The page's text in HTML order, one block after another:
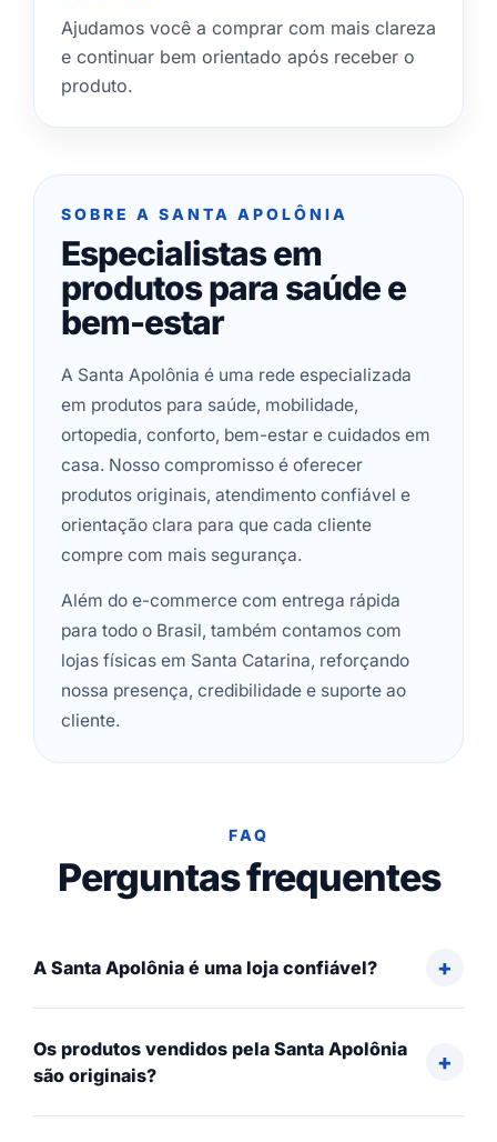
Ajudamos você a comprar com mais clareza
e continuar bem orientado após receber o
produto.
SOBRE A SANTA APOLÔNIA
Especialistas em
produtos para saúde e
bem-estar
A Santa Apolônia é uma rede especializada
em produtos para saúde, mobilidade,
ortopedia, conforto, bem-estar e cuidados em
casa. Nosso compromisso é oferecer
produtos originais, atendimento confiável e
orientação clara para que cada cliente
compre com mais segurança.
Além do e-commerce com entrega rápida
para todo o Brasil, também contamos com
lojas físicas em Santa Catarina, reforçando
nossa presença, credibilidade e suporte ao
cliente.
FAQ
Perguntas frequentes
A Santa Apolônia é uma loja confiável?
Os produtos vendidos pela Santa Apolônia
são originais?